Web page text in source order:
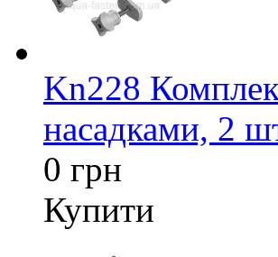
Kn228
насадками, 2
0 грн
Купити